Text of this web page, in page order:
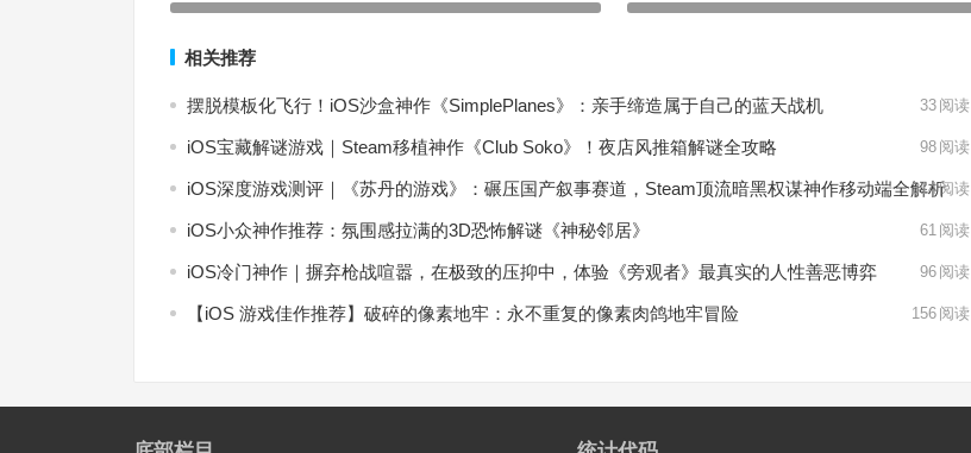
相关推荐
摆脱模板化飞行！iOS沙盒神作《SimplePlanes》：亲手缔造属于自己的蓝天战机 33 阅读
iOS宝藏解谜游戏｜Steam移植神作《Club Soko》！夜店风推箱解谜全攻略 98 阅读
iOS深度游戏测评｜《苏丹的游戏》：碾压国产叙事赛道，Steam顶流暗黑权谋神作移动端全解析
314阅读
iOS小众神作推荐：氛围感拉满的3D恐怖解谜《神秘邻居》 61 阅读
iOS冷门神作｜摒弃枪战喧嚣，在极致的压抑中，体验《旁观者》最真实的人性善恶博弈 96 阅读
【iOS 游戏佳作推荐】破碎的像素地牢：永不重复的像素肉鸽地牢冒险 156 阅读